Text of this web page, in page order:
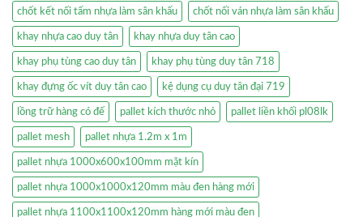
chốt kết nối tấm nhựa làm sân khấu chốt nối ván nhựa làm sân khấu
khay nhựa cao duy tân khay nhựa duy tân cao
khay phụ tùng cao duy tân khay phụ tùng duy tân 718
khay đựng ốc vít duy tân cao kệ dụng cụ duy tân đại 719
lồng trữ hàng có đế pallet kích thước nhỏ pallet liền khối pl08lk
pallet mesh pallet nhựa 1.2m x 1m
pallet nhựa 1000x600x100mm mặt kín
pallet nhựa 1000x1000x120mm màu đen hàng mới
pallet nhựa 1100x1100x120mm hàng mới màu đen